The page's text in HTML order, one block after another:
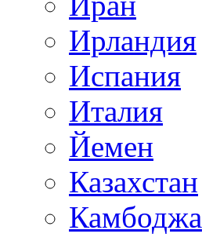
Ирландия
Испания
Италия
Йемен
Казахстан
Камбоджа